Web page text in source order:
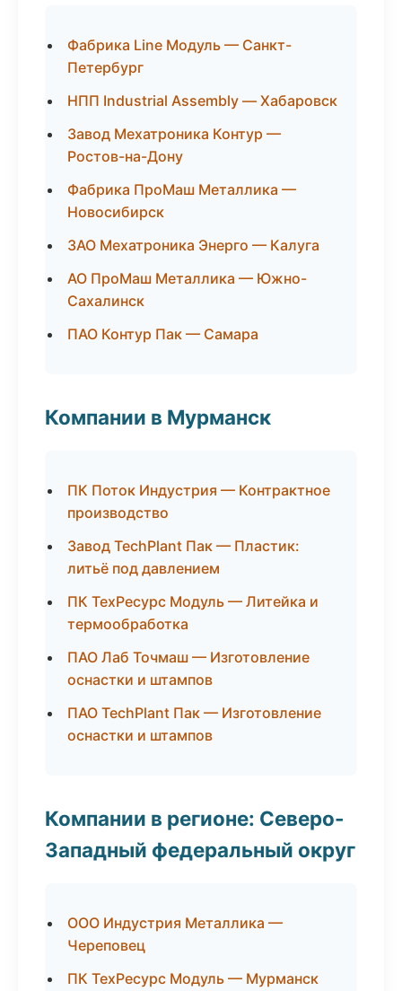
Фабрика Line Модуль — Санкт-
Петербург
НПП Industrial Assembly — Хабаровск
Завод Мехатроника Контур —
Ростов-на-Дону
Фабрика ПроМаш Металлика —
Новосибирск
ЗАО Мехатроника Энерго — Калуга
АО ПроМаш Металлика — Южно-
Сахалинск
ПАО Контур Пак — Самара
Компании в Мурманск
ПК Поток Индустрия — Контрактное
производство
Завод TechPlant Пак — Пластик:
литьё под давлением
ПК ТехРесурс Модуль — Литейка и
термообработка
ПАО Лаб Точмаш — Изготовление
оснастки и штампов
ПАО TechPlant Пак — Изготовление
оснастки и штампов
Компании в регионе: Северо-
Западный федеральный округ
ООО Индустрия Металлика —
Череповец
ПК ТехРесурс Модуль — Мурманск